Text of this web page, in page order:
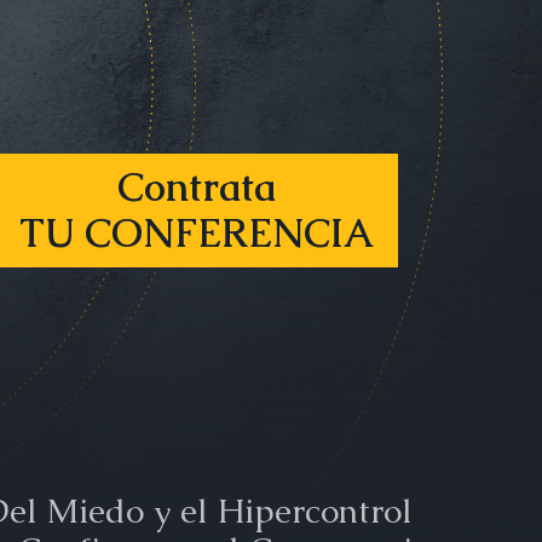
Miedo y el Hipercontrol
Contrata
TU CONFERENCIA